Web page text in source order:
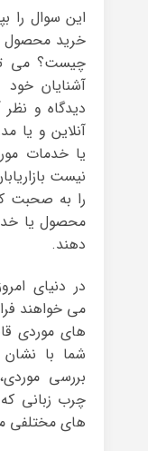
این سوال را
خرید محصول
چیست؟ می
آشنایان
دیدگاه و
آنلاین و یا
یا خدمات
نیست
را به صحبت
محصول یا
دهند.
در دنیای
می خواهند
های موردی
شما با
بررسی
چرب زبانی
های مختلفی